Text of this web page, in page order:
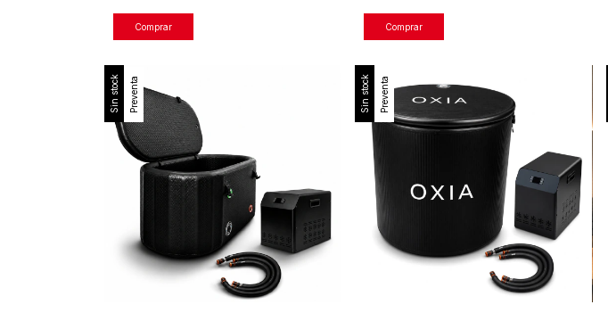
Sin stock Preventa Sin stock Preventa